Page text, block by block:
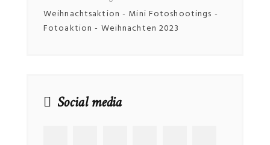
Weihnachtsaktion - Mini Fotoshootings -
Fotoaktion - Weihnachten 2023
Social media